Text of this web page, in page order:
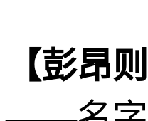
【彭昂则